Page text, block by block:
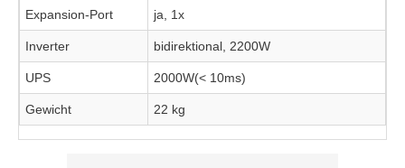
Expansion-Port ja, 1x
Inverter bidirektional, 2200W
UPS 2000W(< 10ms)
Gewicht 22 kg